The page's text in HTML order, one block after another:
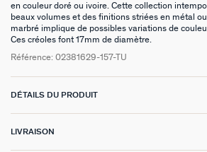
CRÉOLES À COMPOSER
CADEAUX PLAQUÉS À L'OR
VESTIAIRES
SAINT HONORÉ
GÉNÉRATION AGATHA
en couleur doré ou ivoire. Cette collection
beaux volumes et des finitions striées en métal
marbré implique de possibles variations de
Ces créoles font 17mm de diamètre.
Référence: 02381629-157-TU
DÉTAILS DU PRODUIT
LIVRAISON